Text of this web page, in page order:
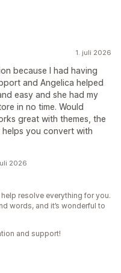
1. juli 2026
because I had having
and Angelica helped
easy and she had my
in no time. Would
great with themes, the
you convert with
2026
resolve everything for you.
words, and it’s wonderful to
and support!